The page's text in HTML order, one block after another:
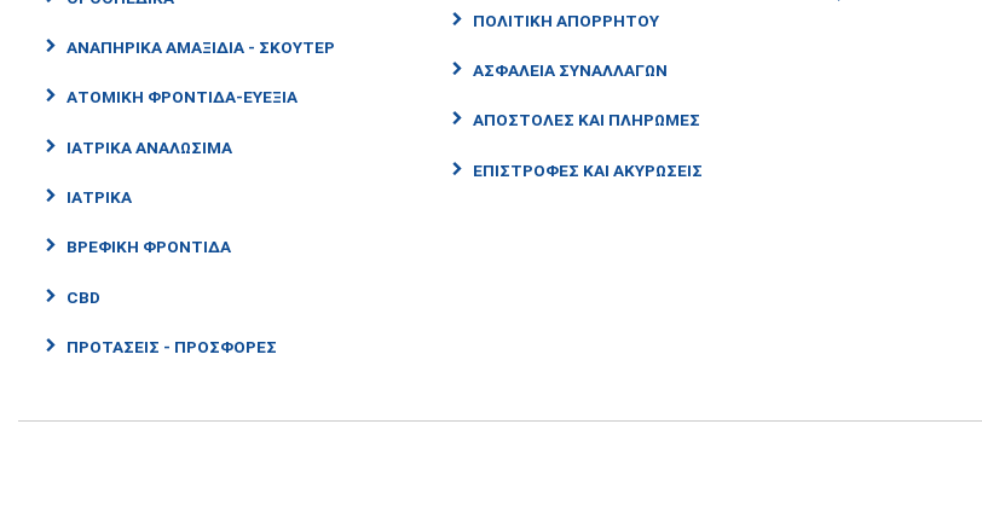
ΑΝΑΠΗΡΙΚΆ ΑΜΑΞΊΔΙΑ - ΣΚΟΎΤΕΡ
ΑΤΟΜΙΚΉ ΦΡΟΝΤΊΔΑ-ΕΥΕΞΊΑ
ΙΑΤΡΙΚΆ ΑΝΑΛΏΣΙΜΑ
ΙΑΤΡΙΚΑ
ΒΡΕΦΙΚΗ ΦΡΟΝΤΊΔΑ
CBD
ΠΡΟΤΑΣΕΙΣ - ΠΡΟΣΦΟΡΕΣ
ΠΟΛΙΤΙΚΉ ΑΠΟΡΡΉΤΟΥ
ΑΣΦΆΛΕΙΑ ΣΥΝΑΛΛΑΓΏΝ
ΑΠΟΣΤΟΛΈΣ ΚΑΙ ΠΛΗΡΩΜΈΣ
ΕΠΙΣΤΡΟΦΈΣ ΚΑΙ ΑΚΥΡΏΣΕΙΣ